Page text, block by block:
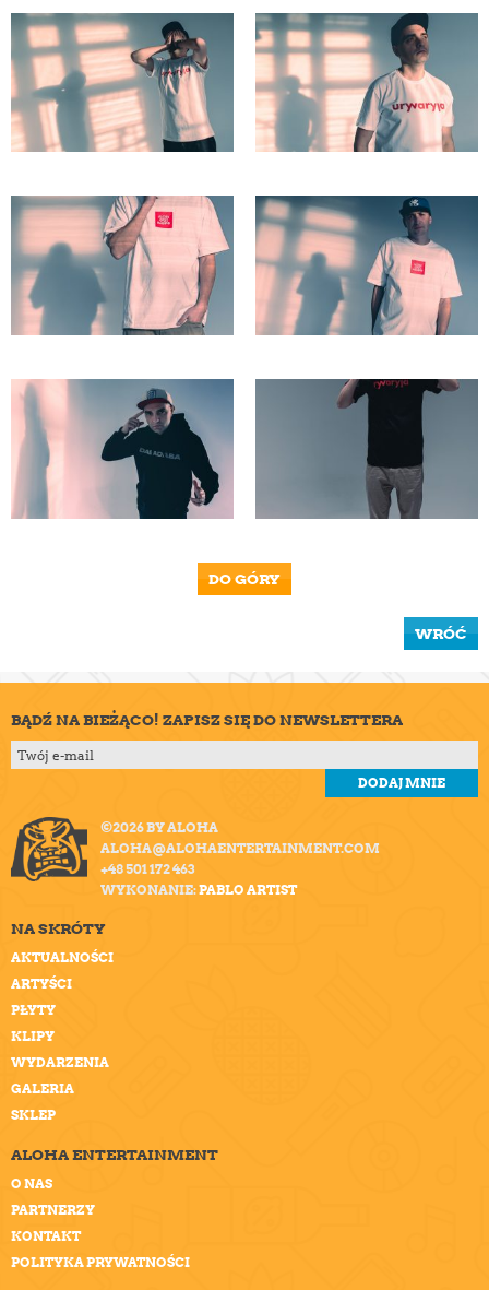
DO GÓRY
WRÓĆ
BĄDŹ NA BIEŻĄCO! ZAPISZ SIĘ DO NEWSLETTERA
©2026 BY ALOHA
ALOHA@ALOHAENTERTAINMENT.COM
+48 501 172 463
WYKONANIE:PABLO ARTIST
NA SKRÓTY
AKTUALNOŚCI
ARTYŚCI
PŁYTY
KLIPY
WYDARZENIA
GALERIA
SKLEP
ALOHA ENTERTAINMENT
O NAS
PARTNERZY
KONTAKT
POLITYKA PRYWATNOŚCI